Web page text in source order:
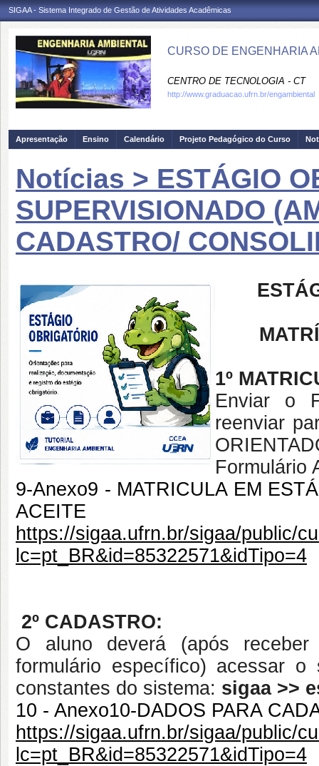
SIGAA - Sistema Integrado de Gestão de Atividades Acadêmicas
CURSO DE ENGENHARIA
CENTRO DE TECNOLOGIA - CT
http://www.graduacao.ufrn.br/engambiental
Apresentação Ensino Calendário Projeto Pedagógico do Curso
Notícias > ESTÁGIO
SUPERVISIONADO
CADASTRO/
1º
Enviar o
reenviar
Formulário
9-Anexo9 - MATRICULA EM
ACEITE
https://sigaa.ufrn.br/sigaa/public/
lc=pt_BR&id=85322571&idTipo=4
2º CADASTRO:
O aluno deverá (após
formulário específico) acessar
constantes do sistema: sigaa >>
10 - Anexo10-DADOS PARA
https://sigaa.ufrn.br/sigaa/public/
lc=pt_BR&id=85322571&idTipo=4